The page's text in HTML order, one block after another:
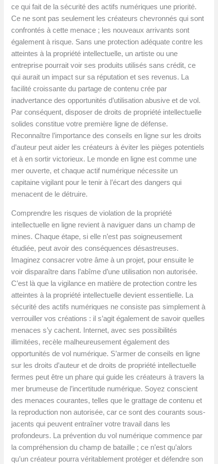
ce qui fait de la sécurité des actifs numériques une priorité.
Ce ne sont pas seulement les créateurs chevronnés qui sont
confrontés à cette menace ; les nouveaux arrivants sont
également à risque. Sans une protection adéquate contre les
atteintes à la propriété intellectuelle, un artiste ou une
entreprise pourrait voir ses produits utilisés sans crédit, ce
qui aurait un impact sur sa réputation et ses revenus. La
facilité croissante du partage de contenu crée par
inadvertance des opportunités d’utilisation abusive et de vol.
Par conséquent, disposer de droits de propriété intellectuelle
solides constitue votre première ligne de défense.
Reconnaître l’importance des conseils en ligne sur les droits
d’auteur peut aider les créateurs à éviter les pièges potentiels
et à en sortir victorieux. Le monde en ligne est comme une
mer ouverte, et chaque actif numérique nécessite un
capitaine vigilant pour le tenir à l’écart des dangers qui
menacent de le détruire.
Comprendre les risques de violation de la propriété
intellectuelle en ligne revient à naviguer dans un champ de
mines. Chaque étape, si elle n’est pas soigneusement
étudiée, peut avoir des conséquences désastreuses.
Imaginez consacrer votre âme à un projet, pour ensuite le
voir disparaître dans l’abîme d’une utilisation non autorisée.
C’est là que la vigilance en matière de protection contre les
atteintes à la propriété intellectuelle devient essentielle. La
sécurité des actifs numériques ne consiste pas simplement à
verrouiller vos créations : il s’agit également de savoir quelles
menaces s’y cachent. Internet, avec ses possibilités
illimitées, recèle malheureusement également des
opportunités de vol numérique. S’armer de conseils en ligne
sur les droits d’auteur et de droits de propriété intellectuelle
fermes peut être un phare qui guide les créateurs à travers la
mer brumeuse de l’incertitude numérique. Soyez conscient
des menaces courantes, telles que le grattage de contenu et
la reproduction non autorisée, car ce sont des courants sous-
jacents qui peuvent entraîner votre travail dans les
profondeurs. La prévention du vol numérique commence par
la compréhension du champ de bataille ; ce n’est qu’alors
qu’un créateur pourra véritablement protéger et défendre son